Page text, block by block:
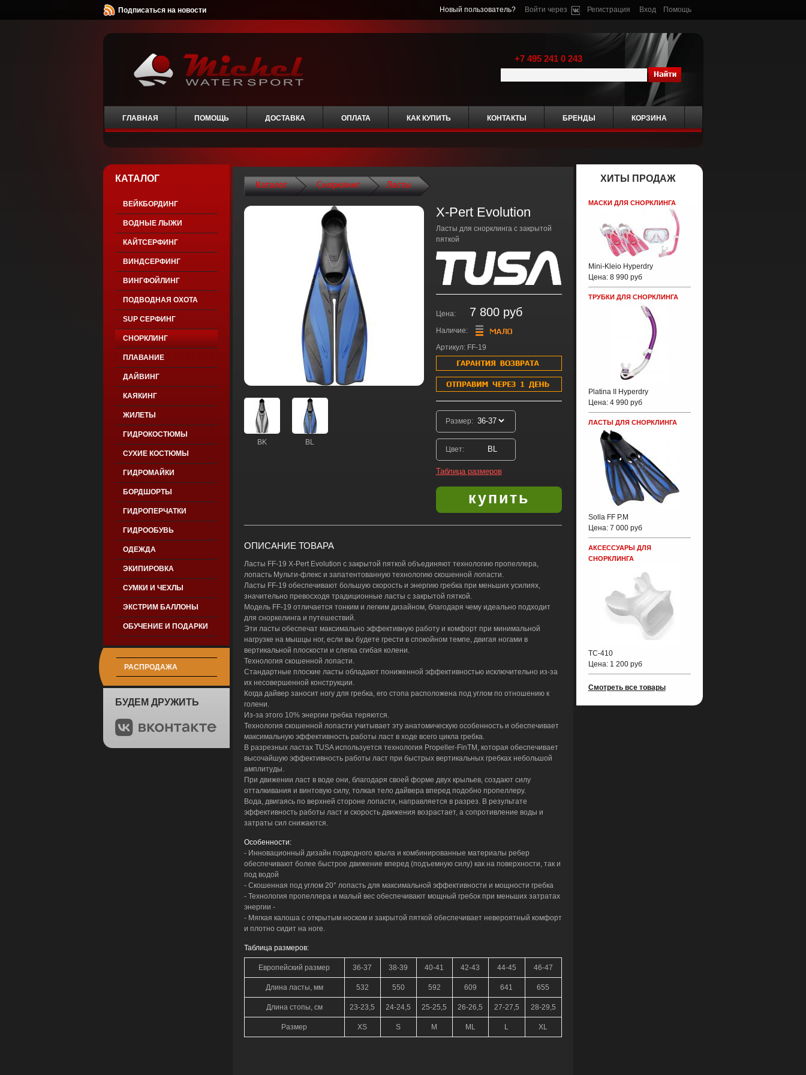
Подписаться на новости Новый пользователь? Войти через Регистрация Вход Помощь
+7 495 241 0 243
ГЛАВНАЯ ПОМОЩЬ ДОСТАВКА ОПЛАТА КАК КУПИТЬ КОНТАКТЫ БРЕНДЫ КОРЗИНА
КАТАЛОГ
ВЕЙКБОРДИНГ
ВОДНЫЕ ЛЫЖИ
КАЙТСЕРФИНГ
ВИНДСЕРФИНГ
ВИНГФОЙЛИНГ
ПОДВОДНАЯ ОХОТА
SUP СЕРФИНГ
СНОРКЛИНГ
ПЛАВАНИЕ
ДАЙВИНГ
КАЯКИНГ
ЖИЛЕТЫ
ГИДРОКОСТЮМЫ
СУХИЕ КОСТЮМЫ
ГИДРОМАЙКИ
БОРДШОРТЫ
ГИДРОПЕРЧАТКИ
ГИДРООБУВЬ
ОДЕЖДА
ЭКИПИРОВКА
СУМКИ И ЧЕХЛЫ
ЭКСТРИМ БАЛЛОНЫ
ОБУЧЕНИЕ И ПОДАРКИ
РАСПРОДАЖА
БУДЕМ ДРУЖИТЬ
ХИТЫ ПРОДАЖ
МАСКИ ДЛЯ СНОРКЛИНГА
Mini-Kleio Hyperdry
Цена: 8 990 руб
ТРУБКИ ДЛЯ СНОРКЛИНГА
Platina II Hyperdry
Цена: 4 990 руб
ЛАСТЫ ДЛЯ СНОРКЛИНГА
Solla FF P.M
Цена: 7 000 руб
АКСЕССУАРЫ ДЛЯ
СНОРКЛИНГА
TC-410
Цена: 1 200 руб
Смотреть все товары
Каталог Снорклинг Ласты
BK BL
X-Pert Evolution
Ласты для снорклинга с закрытой
пяткой
Цена: 7 800 руб
Наличие:
Артикул: FF-19
Размер:
Цвет:
Таблица размеров
ОПИСАНИЕ ТОВАРА
Ласты FF-19 X-Pert Evolution с закрытой пяткой объединяют технологию пропеллера,
лопасть Мульти-флекс и запатентованную технологию скошенной лопасти.
Ласты FF-19 обеспечивают большую скорость и энергию гребка при меньших усилиях,
значительно превосходя традиционные ласты с закрытой пяткой.
Модель FF-19 отличается тонким и легким дизайном, благодаря чему идеально подходит
для сноркелинга и путешествий.
Эти ласты обеспечат максимально эффективную работу и комфорт при минимальной
нагрузке на мышцы ног, если вы будете грести в спокойном темпе, двигая ногами в
вертикальной плоскости и слегка сгибая колени.
Технология скошенной лопасти.
Стандартные плоские ласты обладают пониженной эффективностью исключительно из-за
их несовершенной конструкции.
Когда дайвер заносит ногу для гребка, его стопа расположена под углом по отношению к
голени.
Из-за этого 10% энергии гребка теряются.
Технология скошенной лопасти учитывает эту анатомическую особенность и обеспечивает
максимальную эффективность работы ласт в ходе всего цикла гребка.
В разрезных ластах TUSA используется технология Propeller-FinTM, которая обеспечивает
высочайшую эффективность работы ласт при быстрых вертикальных гребках небольшой
амплитуды.
При движении ласт в воде они, благодаря своей форме двух крыльев, создают силу
отталкивания и винтовую силу, толкая тело дайвера вперед подобно пропеллеру.
Вода, двигаясь по верхней стороне лопасти, направляется в разрез. В результате
эффективность работы ласт и скорость движения возрастает, а сопротивление воды и
затраты сил снижаются.
Особенности:
- Инновационный дизайн подводного крыла и комбинированные материалы ребер
обеспечивают более быстрое движение вперед (подъемную силу) как на поверхности, так и
под водой
- Скошенная под углом 20° лопасть для максимальной эффективности и мощности гребка
- Технология пропеллера и малый вес обеспечивают мощный гребок при меньших затратах
энергии -
- Мягкая калоша с открытым носком и закрытой пяткой обеспечивает невероятный комфорт
и плотно сидит на ноге.
Таблица размеров:
Европейский размер 36-37 38-39 40-41 42-43 44-45 46-47
Длина ласты, мм 532 550 592 609 641 655
Длина стопы, см 23-23,5 24-24,5 25-25,5 26-26,5 27-27,5 28-29,5
Размер XS S M ML L XL